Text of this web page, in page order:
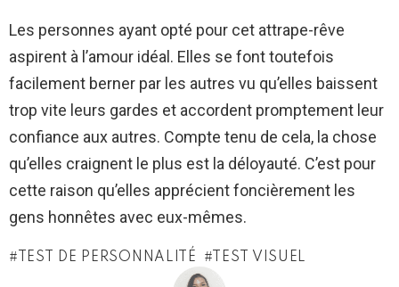
Les personnes ayant opté pour cet attrape-rêve
aspirent à l’amour idéal. Elles se font toutefois
facilement berner par les autres vu qu’elles baissent
trop vite leurs gardes et accordent promptement leur
confiance aux autres. Compte tenu de cela, la chose
qu’elles craignent le plus est la déloyauté. C’est pour
cette raison qu’elles apprécient foncièrement les
gens honnêtes avec eux-mêmes.
TEST DE PERSONNALITÉ TEST VISUEL